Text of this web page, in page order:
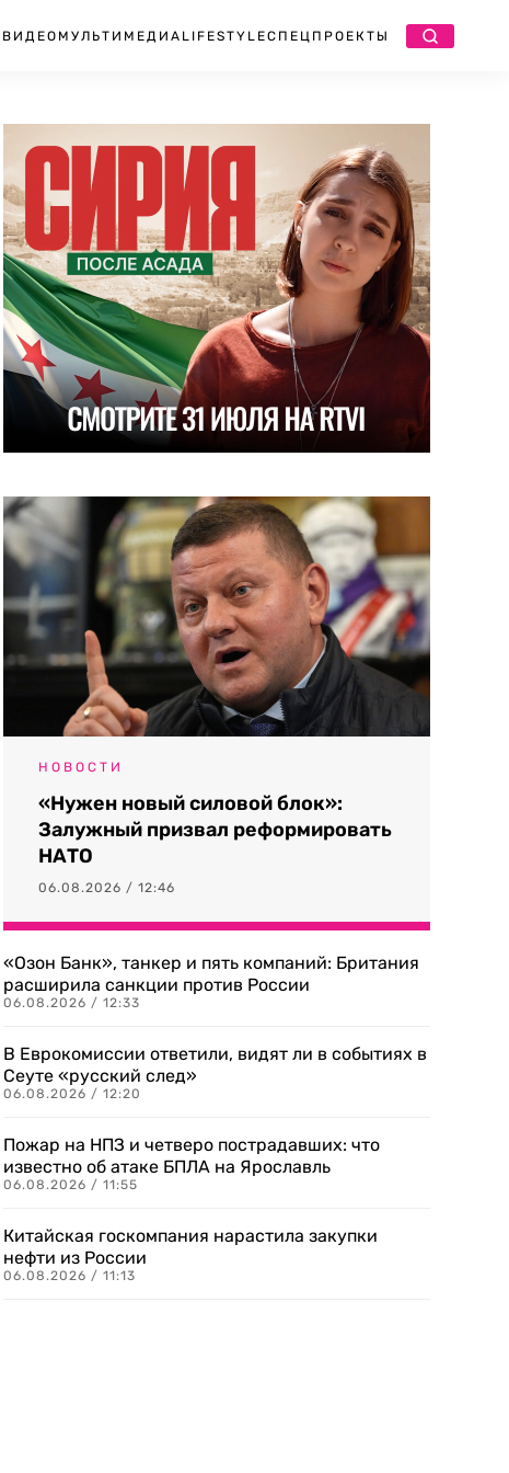
ВИДЕО МУЛЬТИМЕДИА LIFESTYLEСПЕЦПРОЕКТЫ
НОВОСТИ
«Нужен новый силовой блок»:
Залужный призвал реформировать
НАТО
06.08.2026 / 12:46
«Озон Банк», танкер и пять компаний: Британия
расширила санкции против России
06.08.2026 / 12:33
В Еврокомиссии ответили, видят ли в событиях в
Сеуте «русский след»
06.08.2026 / 12:20
Пожар на НПЗ и четверо пострадавших: что
известно об атаке БПЛА на Ярославль
06.08.2026 / 11:55
Китайская госкомпания нарастила закупки
нефти из России
06.08.2026 / 11:13